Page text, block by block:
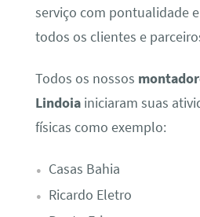
serviço com pontualidade
todos os clientes e
Todos os nossos
Lindoiainiciaram suas
físicas como exemplo:
Casas Bahia
Ricardo Eletro